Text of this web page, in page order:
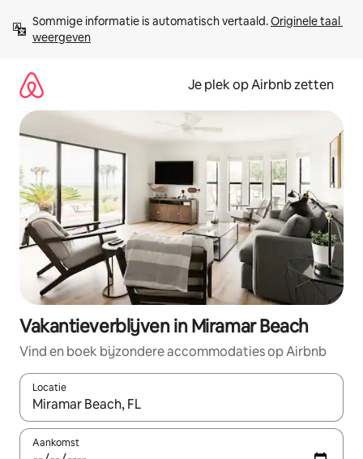
direct
naar
Sommige informatie is automatisch vertaald. Originele taal
weergeven
Je plek op Airbnb zetten
Vakantieverblijven in Miramar Beach
Vind en boek bijzondere accommodaties op Airbnb
Locatie
Wanneer er resultaten beschikbaar zijn, maak je een keuze
Aankomst